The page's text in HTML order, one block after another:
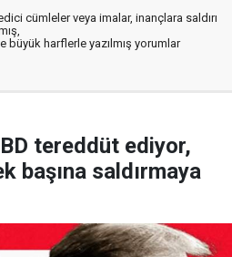
cümleler veya imalar, inançlara saldırı
büyük harflerle yazılmış yorumlar
tereddüt ediyor,
başına saldırmaya